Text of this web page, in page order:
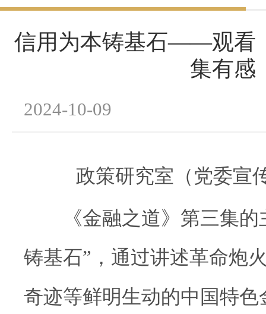
信用为本铸基石——观看
集有感
2024-10-09
政策研究室（党委宣
《金融之道》第三集的
铸基石”，通过讲述革命炮
奇迹等鲜明生动的中国特